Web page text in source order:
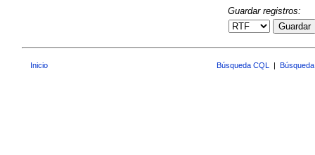
Guardar registros:
Guardar
Inicio Búsqueda CQL